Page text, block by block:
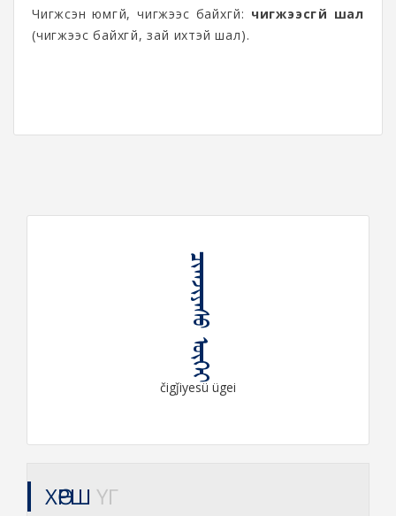
Чигжсэн юмгүй, чигжээс байхгүй: чигжээсгүй шал
(чигжээс байхгүй, зай ихтэй шал).
ᠴᠢᠭᠵᠢᠶᠡᠰᠦ ᠦᠭᠡᠶ
čigǰiyesü ügei
ХӨРШ ҮГ